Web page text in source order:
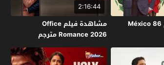
مشاهدة فيلم México 86
2:16:44
مشاهدة فيلم Office
Romance 2026 مترجم